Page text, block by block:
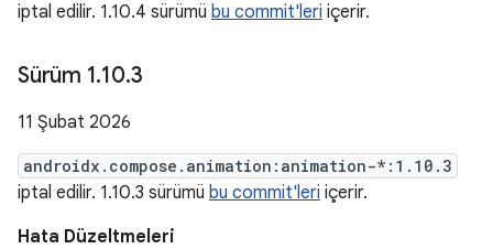
iptal edilir. 1.10.4 sürümü bu commit'leri içerir.
Sürüm 1.10.3
11 Şubat 2026
androidx.compose.animation:animation-*:1.10.3
iptal edilir. 1.10.3 sürümü bu commit'leri içerir.
Hata Düzeltmeleri